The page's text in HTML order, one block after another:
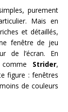
purement
Mais en
et détaillés,
fenêtre de jeu
de l’écran. En
comme Strider,
figure : fenêtres
de couleurs